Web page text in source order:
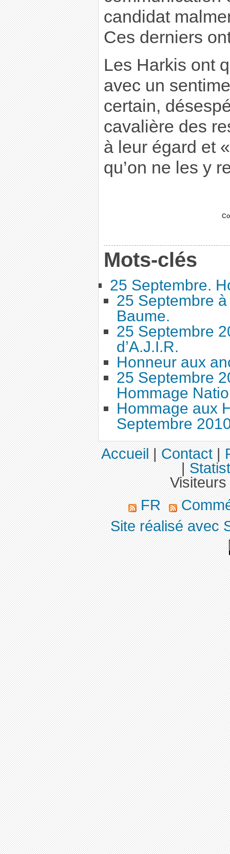
candidat
Ces derniers
Les Harkis ont
avec un
certain,
cavalière des
à leur égard et
qu’on ne les y
Mots-clés
25 Septembre.
25 Septembre
Baume.
25 Septembre
d’A.J.I.R.
Honneur aux
25 Septembre
Hommage
Hommage aux
Septembre
Accueil|Contact|
|
FR
Site réalisé avec